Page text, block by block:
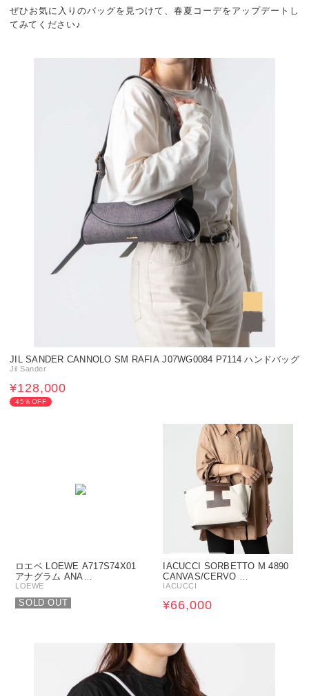
ぜひお気に入りのバッグを見つけて、春夏コーデをアップデートし
てみてください♪
JIL SANDER CANNOLO SM RAFIA J07WG0084 P7114 ハンドバッグ
Jil Sander
¥128,000
45％OFF
ロエベ LOEWE A717S74X01
アナグラム ANA…
LOEWE
SOLD OUT
IACUCCI SORBETTO M 4890
CANVAS/CERVO …
IACUCCI
¥66,000